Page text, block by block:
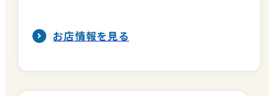
お店情報を見る